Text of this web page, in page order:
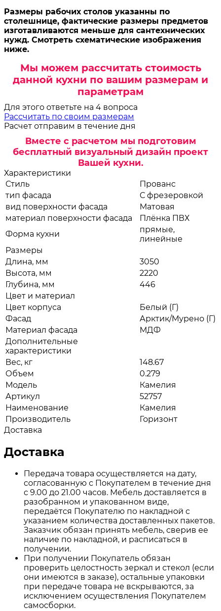
Размеры рабочих столов указанны по
столешнице, фактические размеры предметов
изготавливаются меньше для сантехнических
нужд. Смотреть схематические изображения
ниже.
Мы можем рассчитать стоимость
данной кухни по вашим размерам и
параметрам
Для этого ответьте на 4 вопроса
Рассчитать по своим размерам
Расчет отправим в течение дня
Вместе с расчетом мы подготовим
бесплатный визуальный дизайн проект
Вашей кухни.
Характеристики
Стиль
Прованс
тип фасада
С фрезеровкой
вид поверхности фасада
Матовая
материал поверхности фасада
Плёнка ПВХ
Форма кухни
прямые,
линейные
Размеры
Длина, мм
3050
Высота, мм
2220
Глубина, мм
446
Цвет и материал
Цвет корпуса
Белый (Г)
Фасад
Арктик/Мурено (Г)
Материал фасада
МДФ
Дополнительные
характеристики
Вес, кг
148.67
Объем
0.279
Модель
Камелия
Артикул
52757
Наименование
Камелия
Производитель
Горизонт
Доставка
Доставка
Передача товара осуществляется на дату,
согласованную с Покупателем в течение дня
с 9.00 до 21.00 часов. Мебель доставляется в
разобранном и упакованном виде,
передаётся Покупателю по накладной с
указанием количества доставленных пакетов.
Заказчик обязан принять мебель, сверив ее
наличие по накладной, и расписаться в
получении.
При получении Покупатель обязан
проверить целостность зеркал и стекол (если
они имеются в заказе), остальные упаковки
при передаче товара не вскрываются, за
исключением осуществления Покупателем
самосборки.